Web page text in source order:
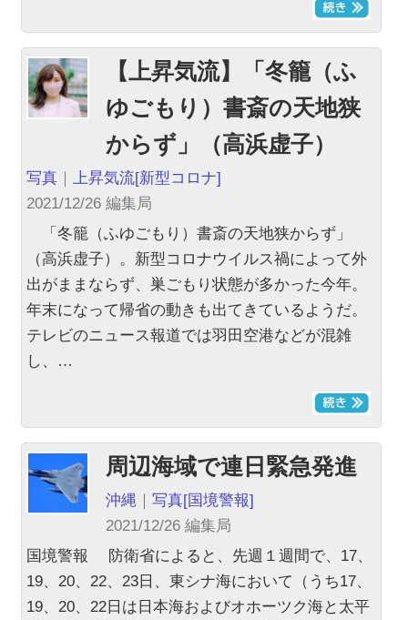
【上昇気流】「冬籠（ふ
ゆごもり）書斎の天地狭
からず」（高浜虚子）
写真 ｜上昇気流[新型コロナ]
2021/12/26 編集局
「冬籠（ふゆごもり）書斎の天地狭からず」
（高浜虚子）。新型コロナウイルス禍によって外
出がままならず、巣ごもり状態が多かった今年。
年末になって帰省の動きも出てきているようだ。
テレビのニュース報道では羽田空港などが混雑
し、…
周辺海域で連日緊急発進
沖縄 ｜写真[国境警報]
2021/12/26 編集局
国境警報 防衛省によると、先週１週間で、17、
19、20、22、23日、東シナ海において（うち17、
19、20、22日は日本海およびオホーツク海と太平